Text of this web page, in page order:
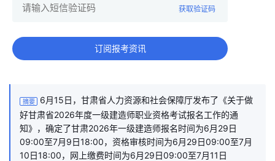
获取验证码
订阅报考资讯
摘要
6月15日，甘肃省人力资源和社会保障厅发布了《关于做
好甘肃省2026年度一级建造师职业资格考试报名工作的通
知》，确定了甘肃2026年一级建造师报名时间为6月29日
09:00至7月9日18:00，资格审核时间为6月29日09:00至7月
10日18:00，网上缴费时间为6月29日09:00至7月11日